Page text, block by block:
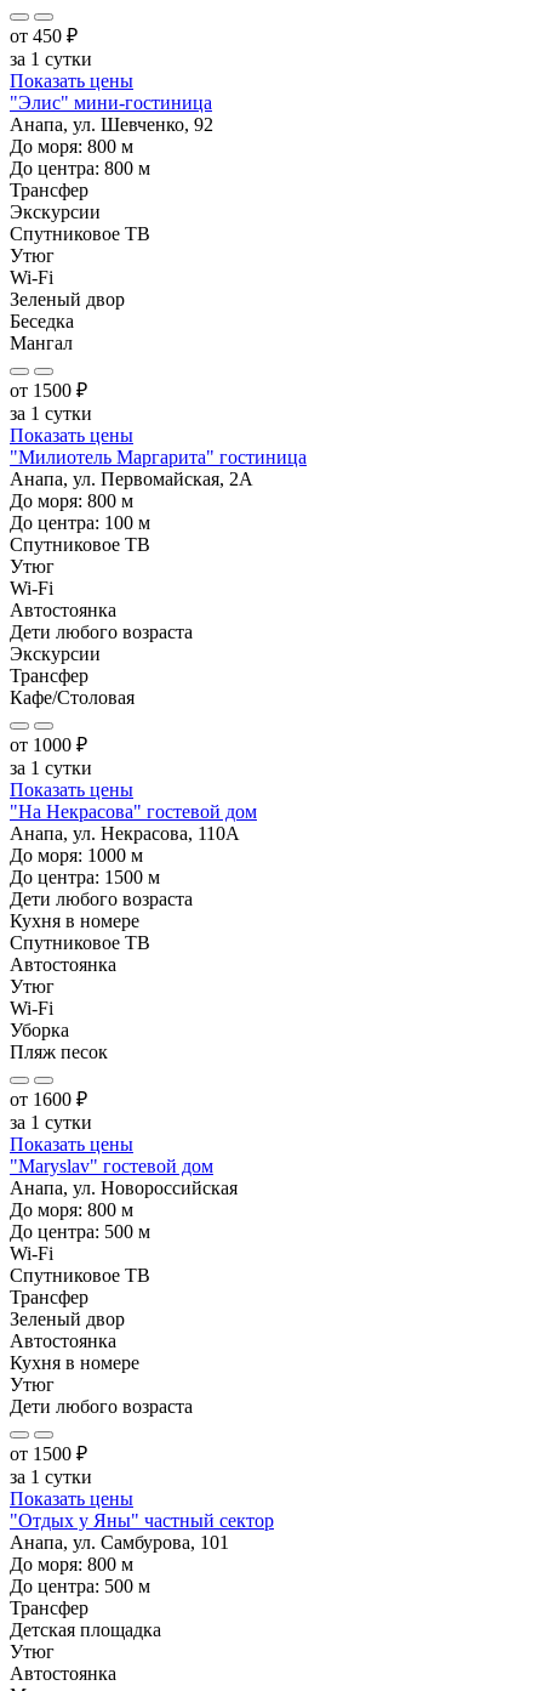
от 450 ₽
за 1 сутки
Показать цены
"Элис" мини-гостиница
Анапа, ул. Шевченко, 92
До моря: 800 м
До центра: 800 м
Трансфер
Экскурсии
Спутниковое ТВ
Утюг
Wi-Fi
Зеленый двор
Беседка
Мангал
от 1500 ₽
за 1 сутки
Показать цены
"Милиотель Маргарита" гостиница
Анапа, ул. Первомайская, 2А
До моря: 800 м
До центра: 100 м
Спутниковое ТВ
Утюг
Wi-Fi
Автостоянка
Дети любого возраста
Экскурсии
Трансфер
Кафе/Столовая
от 1000 ₽
за 1 сутки
Показать цены
"На Некрасова" гостевой дом
Анапа, ул. Некрасова, 110А
До моря: 1000 м
До центра: 1500 м
Дети любого возраста
Кухня в номере
Спутниковое ТВ
Автостоянка
Утюг
Wi-Fi
Уборка
Пляж песок
от 1600 ₽
за 1 сутки
Показать цены
"Maryslav" гостевой дом
Анапа, ул. Новороссийская
До моря: 800 м
До центра: 500 м
Wi-Fi
Спутниковое ТВ
Трансфер
Зеленый двор
Автостоянка
Кухня в номере
Утюг
Дети любого возраста
от 1500 ₽
за 1 сутки
Показать цены
"Отдых у Яны" частный сектор
Анапа, ул. Самбурова, 101
До моря: 800 м
До центра: 500 м
Трансфер
Детская площадка
Утюг
Автостоянка